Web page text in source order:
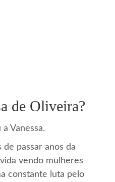
de Oliveira?
a Vanessa.
de passar anos da
vendo mulheres
constante luta pelo